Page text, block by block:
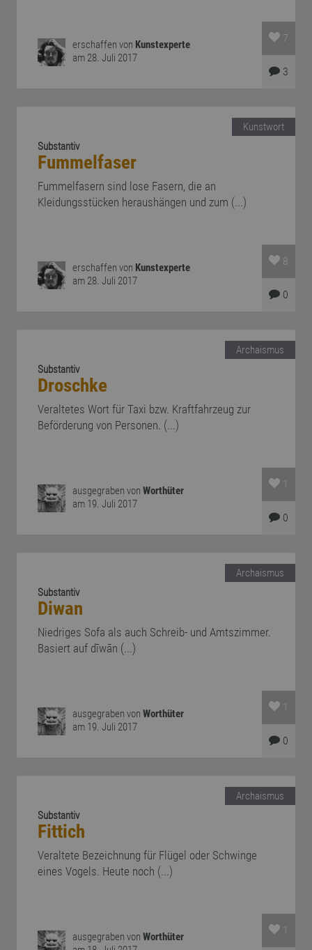
erschaffen von Kunstexperte
am 28. Juli 2017
7
3
Kunstwort
Substantiv
Fummelfaser
Fummelfasern sind lose Fasern, die an
Kleidungsstücken heraushängen und zum (...)
erschaffen von Kunstexperte
am 28. Juli 2017
8
0
Archaismus
Substantiv
Droschke
Veraltetes Wort für Taxi bzw. Kraftfahrzeug zur
Beförderung von Personen. (...)
ausgegraben vonWorthüter
am 19. Juli 2017
1
0
Archaismus
Substantiv
Diwan
Niedriges Sofa als auch Schreib- und Amtszimmer.
Basiert auf dīwān (...)
ausgegraben vonWorthüter
am 19. Juli 2017
1
0
Archaismus
Substantiv
Fittich
Veraltete Bezeichnung für Flügel oder Schwinge
eines Vogels. Heute noch (...)
ausgegraben vonWorthüter
1